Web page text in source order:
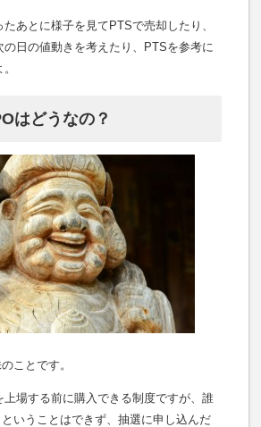
あとに様子を見てPTSで売却したり、
日の値動きを考えたり、PTSを参考に
はどうなの？
ことです。
上場する前に購入できる制度ですが、誰
いうことはできず、抽選に申し込んだ